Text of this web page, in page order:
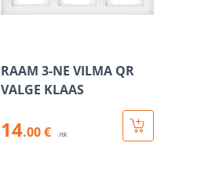
RAAM 3-NE VILMA QR
VALGE KLAAS
14.00 € /tk